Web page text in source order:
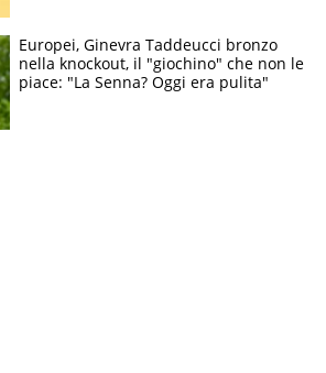
Europei, Ginevra Taddeucci bronzo
nella knockout, il "giochino" che non le
piace: "La Senna? Oggi era pulita"